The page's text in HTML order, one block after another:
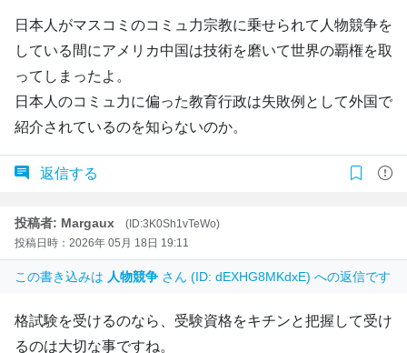
日本人がマスコミのコミュ力宗教に乗せられて人物競争を
している間にアメリカ中国は技術を磨いて世界の覇権を取
ってしまったよ。
日本人のコミュ力に偏った教育行政は失敗例として外国で
紹介されているのを知らないのか。
返信する
投稿者: Margaux
(ID:3K0Sh1vTeWo)
投稿日時：2026年 05月 18日 19:11
この書き込みは 人物競争 さん (ID: dEXHG8MKdxE) への返信です
格試験を受けるのなら、受験資格をキチンと把握して受け
るのは大切な事ですね。